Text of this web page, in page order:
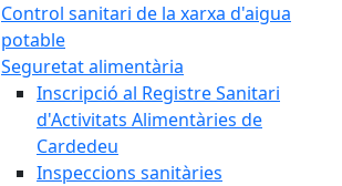
Control sanitari de la xarxa d'aigua
potable
Seguretat alimentària
Inscripció al Registre Sanitari
d'Activitats Alimentàries de
Cardedeu
Inspeccions sanitàries